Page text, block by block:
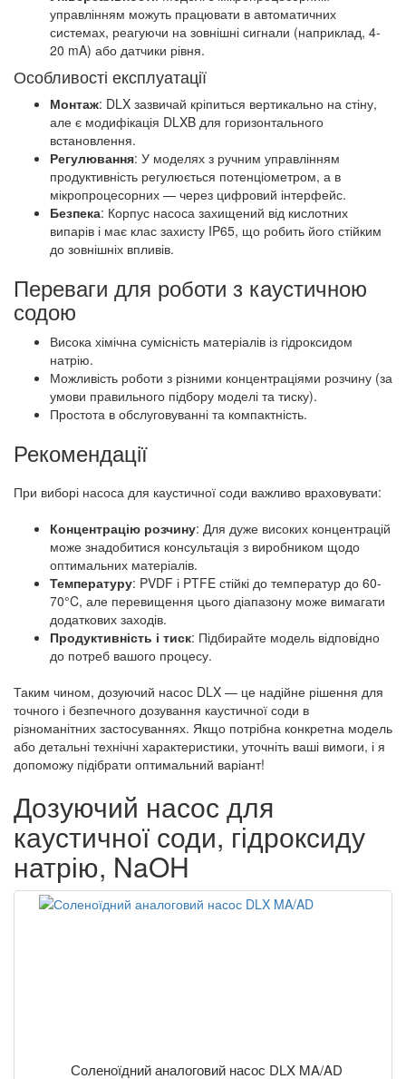
управлінням можуть працювати в автоматичних
системах, реагуючи на зовнішні сигнали (наприклад, 4-
20 mA) або датчики рівня.
Особливості експлуатації
Монтаж: DLX зазвичай кріпиться вертикально на стіну,
але є модифікація DLXB для горизонтального
встановлення.
Регулювання: У моделях з ручним управлінням
продуктивність регулюється потенціометром, а в
мікропроцесорних — через цифровий інтерфейс.
Безпека: Корпус насоса захищений від кислотних
випарів і має клас захисту IP65, що робить його стійким
до зовнішніх впливів.
Переваги для роботи з каустичною
содою
Висока хімічна сумісність матеріалів із гідроксидом
натрію.
Можливість роботи з різними концентраціями розчину (за
умови правильного підбору моделі та тиску).
Простота в обслуговуванні та компактність.
Рекомендації
При виборі насоса для каустичної соди важливо враховувати:
Концентрацію розчину: Для дуже високих концентрацій
може знадобитися консультація з виробником щодо
оптимальних матеріалів.
Температуру: PVDF і PTFE стійкі до температур до 60-
70°C, але перевищення цього діапазону може вимагати
додаткових заходів.
Продуктивність і тиск: Підбирайте модель відповідно
до потреб вашого процесу.
Таким чином, дозуючий насос DLX — це надійне рішення для
точного і безпечного дозування каустичної соди в
різноманітних застосуваннях. Якщо потрібна конкретна модель
або детальні технічні характеристики, уточніть ваші вимоги, і я
допоможу підібрати оптимальний варіант!
Дозуючий насос для
каустичної соди, гідроксиду
натрію, NaOH
Соленоїдний аналоговий насос DLX MA/AD